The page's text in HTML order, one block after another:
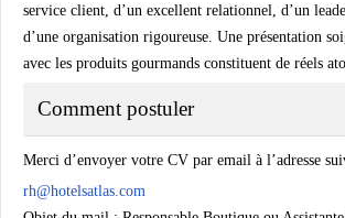
service client, d’un excellent relationnel, d’un
d’une organisation rigoureuse. Une présentation
avec les produits gourmands constituent de réels
Comment postuler
Merci d’envoyer votre CV par email à l’adresse
rh@hotelsatlas.com